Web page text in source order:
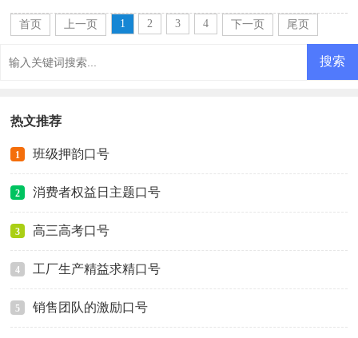
首页 上一页 1 2 3 4 下一页 尾页
热文推荐
1 班级押韵口号
2 消费者权益日主题口号
3 高三高考口号
4 工厂生产精益求精口号
5 销售团队的激励口号